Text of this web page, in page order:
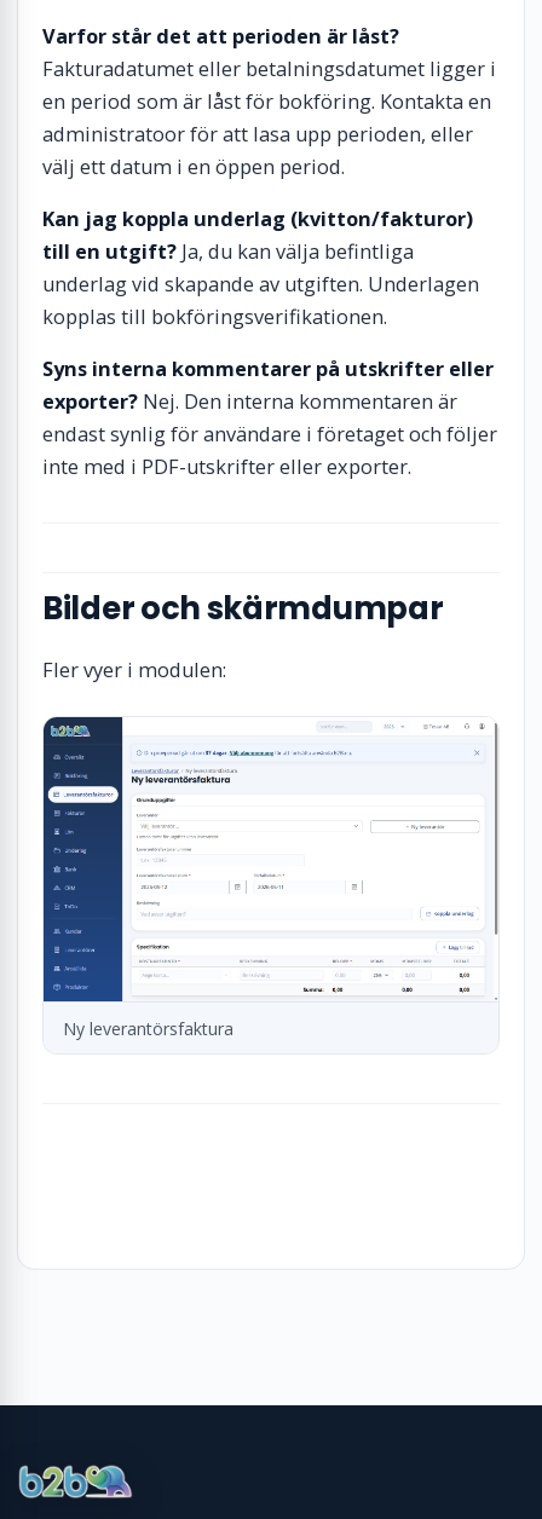
Varfor står det att perioden är låst?
Fakturadatumet eller betalningsdatumet ligger i
en period som är låst för bokföring. Kontakta en
administratoor för att lasa upp perioden, eller
välj ett datum i en öppen period.
Kan jag koppla underlag (kvitton/fakturor)
till en utgift? Ja, du kan välja befintliga
underlag vid skapande av utgiften. Underlagen
kopplas till bokföringsverifikationen.
Syns interna kommentarer på utskrifter eller
exporter? Nej. Den interna kommentaren är
endast synlig för användare i företaget och följer
inte med i PDF-utskrifter eller exporter.
Bilder och skärmdumpar
Fler vyer i modulen:
Ny leverantörsfaktura